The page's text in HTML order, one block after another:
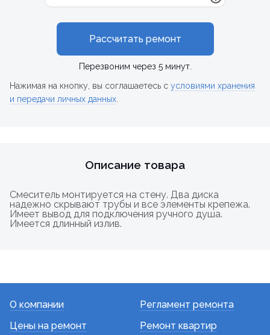
Рассчитать ремонт
Перезвоним через 5 минут.
Нажимая на кнопку, вы соглашаетесь с условиями хранения
и передачи личных данных
Описание товара
Смеситель монтируется на стену. Два диска
надежно скрывают трубы и все элементы крепежа.
Имеет вывод для подключения ручного душа.
Имеется длинный излив.
О компании
Цены на ремонт
Регламент ремонта
Ремонт квартир